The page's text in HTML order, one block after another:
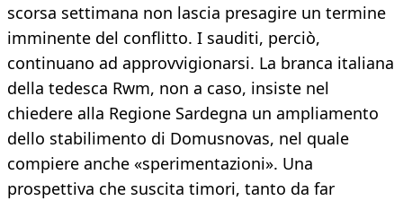
scorsa settimana non lascia presagire un termine
imminente del conflitto. I sauditi, perciò,
continuano ad approvvigionarsi. La branca italiana
della tedesca Rwm, non a caso, insiste nel
chiedere alla Regione Sardegna un ampliamento
dello stabilimento di Domusnovas, nel quale
compiere anche «sperimentazioni». Una
prospettiva che suscita timori, tanto da far